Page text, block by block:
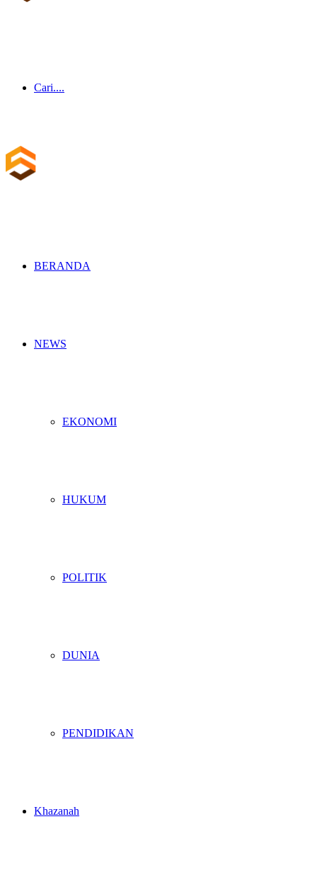
Cari....
BERANDA
NEWS
EKONOMI
HUKUM
POLITIK
DUNIA
PENDIDIKAN
Khazanah